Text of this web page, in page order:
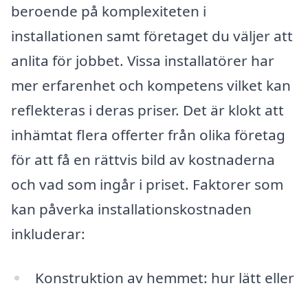
beroende på komplexiteten i
installationen samt företaget du väljer att
anlita för jobbet. Vissa installatörer har
mer erfarenhet och kompetens vilket kan
reflekteras i deras priser. Det är klokt att
inhämtat flera offerter från olika företag
för att få en rättvis bild av kostnaderna
och vad som ingår i priset. Faktorer som
kan påverka installationskostnaden
inkluderar:
Konstruktion av hemmet: hur lätt eller